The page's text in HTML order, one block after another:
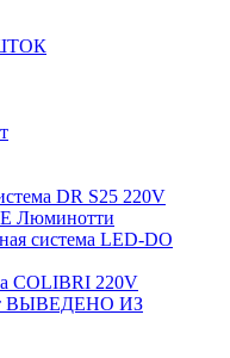
DR S25 220V
Люминотти
система LED-DO
COLIBRI 220V
ВЫВЕДЕНО ИЗ